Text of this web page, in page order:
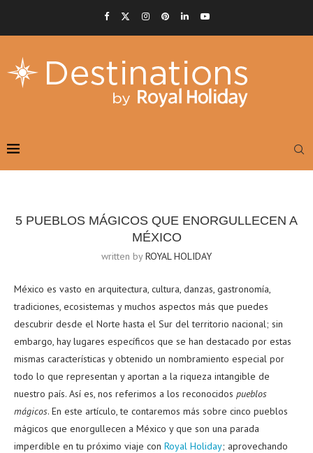
5 PUEBLOS MÁGICOS QUE ENORGULLECEN A
MÉXICO
written byROYAL HOLIDAY
México es vasto en arquitectura, cultura, danzas, gastronomía,
tradiciones, ecosistemas y muchos aspectos más que puedes
descubrir desde el Norte hasta el Sur del territorio nacional; sin
embargo, hay lugares específicos que se han destacado por estas
mismas características y obtenido un nombramiento especial por
todo lo que representan y aportan a la riqueza intangible de
nuestro país. Así es, nos referimos a los reconocidos pueblos
mágicos. En este artículo, te contaremos más sobre cinco pueblos
mágicos que enorgullecen a México y que son una parada
imperdible en tu próximo viaje con Royal Holiday; aprovechando